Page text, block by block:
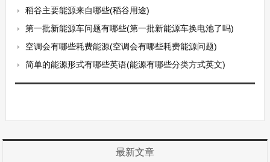
稻谷主要能源来自哪些(稻谷用途)
第一批新能源车问题有哪些(第一批新能源车换电池了吗)
空调会有哪些耗费能源(空调会有哪些耗费能源问题)
简单的能源形式有哪些英语(能源有哪些分类方式英文)
最新文章